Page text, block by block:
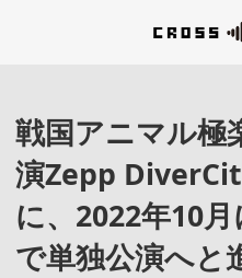
戦国アニマル極
演Zepp
に、2022年10
で単独公演へと